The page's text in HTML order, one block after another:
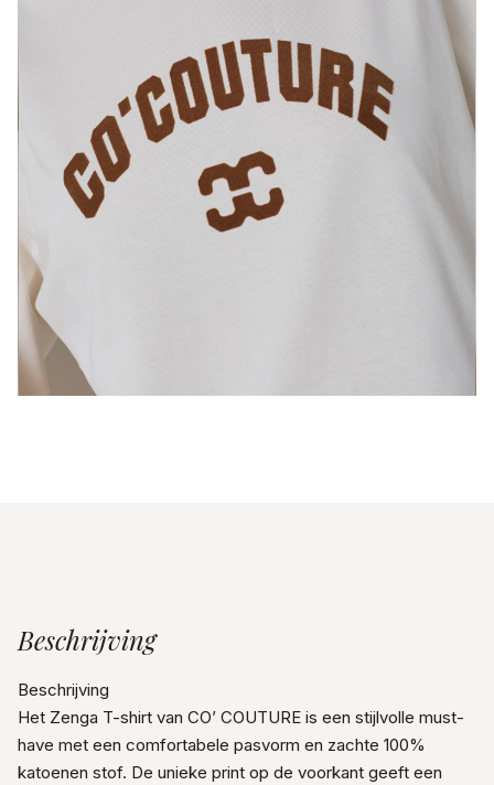
Beschrijving
Beschrijving
Het Zenga T-shirt van CO’ COUTURE is een stijlvolle must-
have met een comfortabele pasvorm en zachte 100%
katoenen stof. De unieke print op de voorkant geeft een